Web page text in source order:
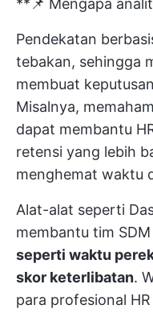
**📌 Mengapa
Pendekatan
tebakan, sehingga
membuat
Misalnya,
dapat membantu
retensi yang lebih
menghemat waktu
Alat-alat seperti
membantu tim SDM
seperti waktu
skor keterlibatan.
para profesional